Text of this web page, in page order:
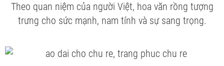
Theo quan niệm của người Việt, hoa văn rồng tượng
trưng cho sức mạnh, nam tính và sự sang trọng.